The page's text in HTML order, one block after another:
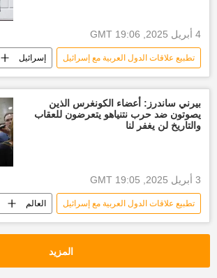
4 أبريل 2025, 19:06 GMT
تطبيع علاقات الدول العربية مع إسرائيل إسرائيل
الولايات المتحدة الأمريكية العالم
أخبار العالم الآن
بيرني ساندرز: أعضاء الكونغرس الذين
يصوتون ضد حرب نتنياهو يتعرضون للعقاب
والتاريخ لن يغفر لنا
3 أبريل 2025, 19:05 GMT
تطبيع علاقات الدول العربية مع إسرائيل العالم
أخبار العالم الآن إسرائيل غزة
المزيد